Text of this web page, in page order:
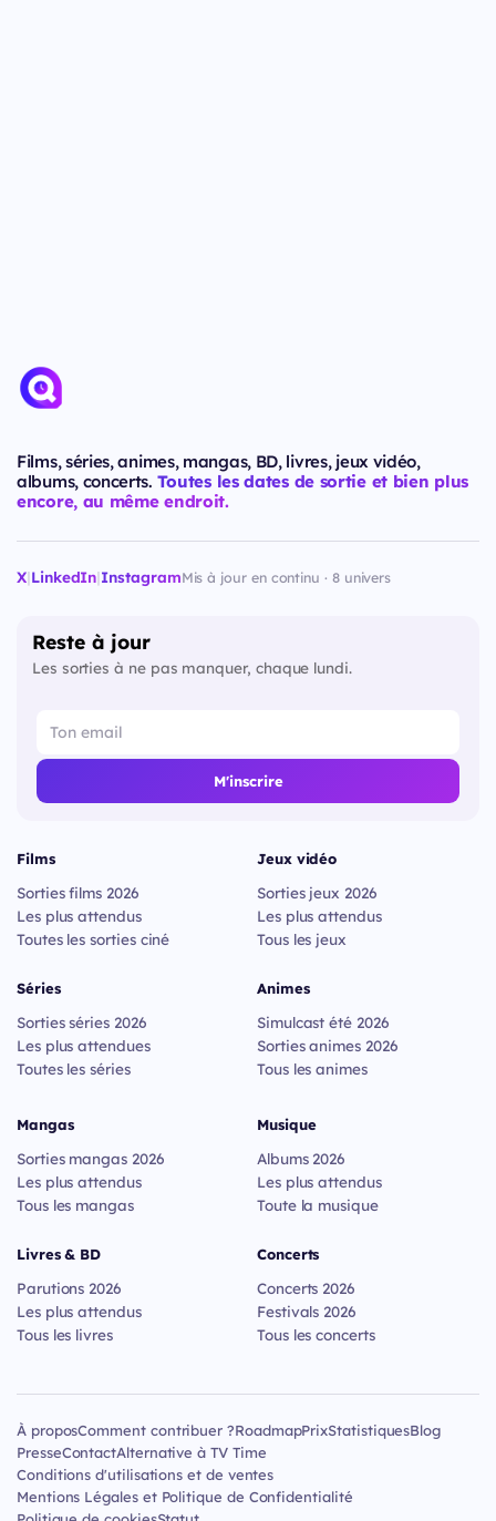
Films, séries, animes, mangas, BD, livres, jeux vidéo,
albums, concerts. Toutes les dates de sortie et bien plus
encore, au même endroit.
X|LinkedIn|InstagramMis à jour en continu · 8 univers
Reste à jour
Les sorties à ne pas manquer, chaque lundi.
M'inscrire
Films
Sorties films 2026
Les plus attendus
Toutes les sorties ciné
Séries
Sorties séries 2026
Les plus attendues
Toutes les séries
Jeux vidéo
Sorties jeux 2026
Les plus attendus
Tous les jeux
Animes
Simulcast été 2026
Sorties animes 2026
Tous les animes
Mangas
Sorties mangas 2026
Les plus attendus
Tous les mangas
Livres & BD
Parutions 2026
Les plus attendus
Tous les livres
Musique
Albums 2026
Les plus attendus
Toute la musique
Concerts
Concerts 2026
Festivals 2026
Tous les concerts
À proposComment contribuer ?RoadmapPrixStatistiquesBlog
PresseContactAlternative à TV Time
Conditions d'utilisations et de ventes
Mentions Légales et Politique de Confidentialité